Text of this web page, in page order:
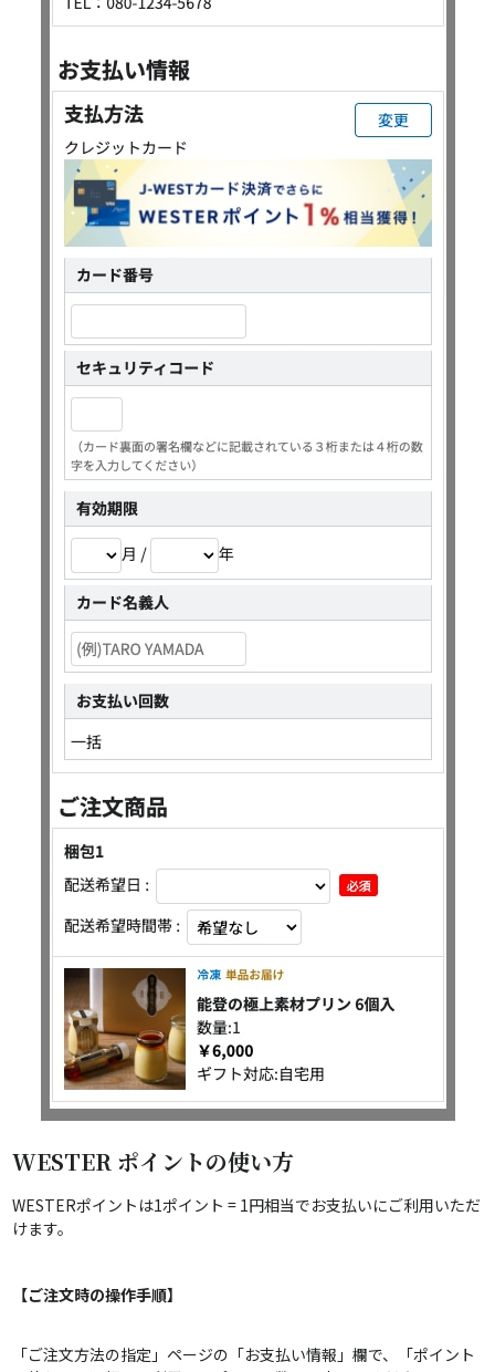
WESTER ポイントの使い方
WESTERポイントは1ポイント = 1円相当でお支払いにご利用いただ
けます。
【ご注文時の操作手順】
「ご注文方法の指定」ページの「お支払い情報」欄で、「ポイント